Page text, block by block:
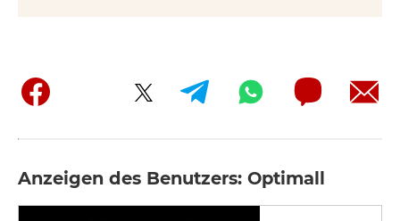
Anzeigen des Benutzers: Optimall